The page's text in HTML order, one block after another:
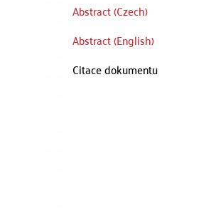
Abstract (Czech)
Abstract (English)
Citace dokumentu